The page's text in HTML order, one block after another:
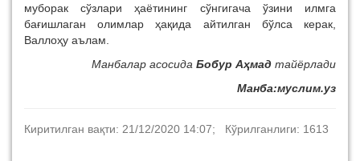
муборак сўзлари ҳаётининг сўнгигача ўзини илмга
бағишлаган олимлар ҳақида айтилган бўлса керак,
Валлоҳу аълам.
Манбалар асосида Бобур Аҳмад тайёрлади
Манба:муслим.уз
Киритилган вақти: 21/12/2020 14:07; Кўрилганлиги: 1613